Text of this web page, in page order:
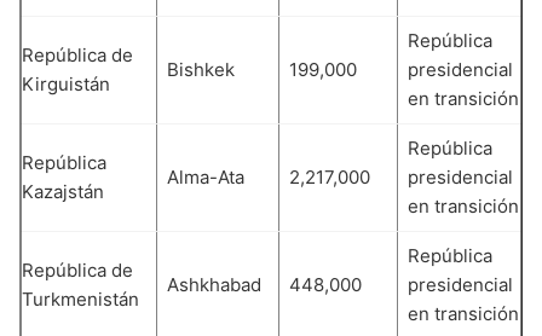
República de
Kirguistán
Bishkek 199,000
República
presidencial
en transición
República
Kazajstán
Alma-Ata 2,217,000
República
presidencial
en transición
República de
Turkmenistán
Ashkhabad 448,000
República
presidencial
en transición